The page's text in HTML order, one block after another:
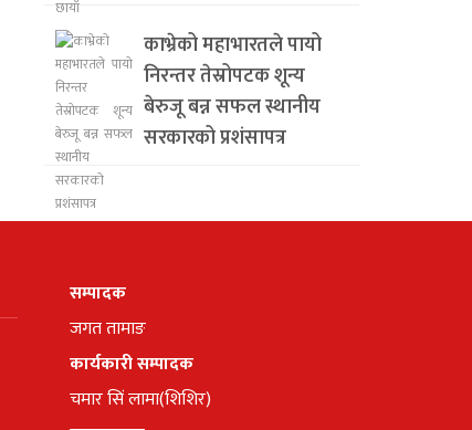
काभ्रेको महाभारतले पायो
निरन्तर तेस्रोपटक शून्य
बेरुजू बन्न सफल स्थानीय
सरकारको प्रशंसापत्र
सम्पादक
जगत तामाङ
कार्यकारी सम्पादक
चमार सिं लामा(शिशिर)